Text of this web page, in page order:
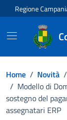
Vai ai contenuti
Vai al footer
Regione
Home / Novità /
/ Modello di
sostegno del
assegnatari ERP